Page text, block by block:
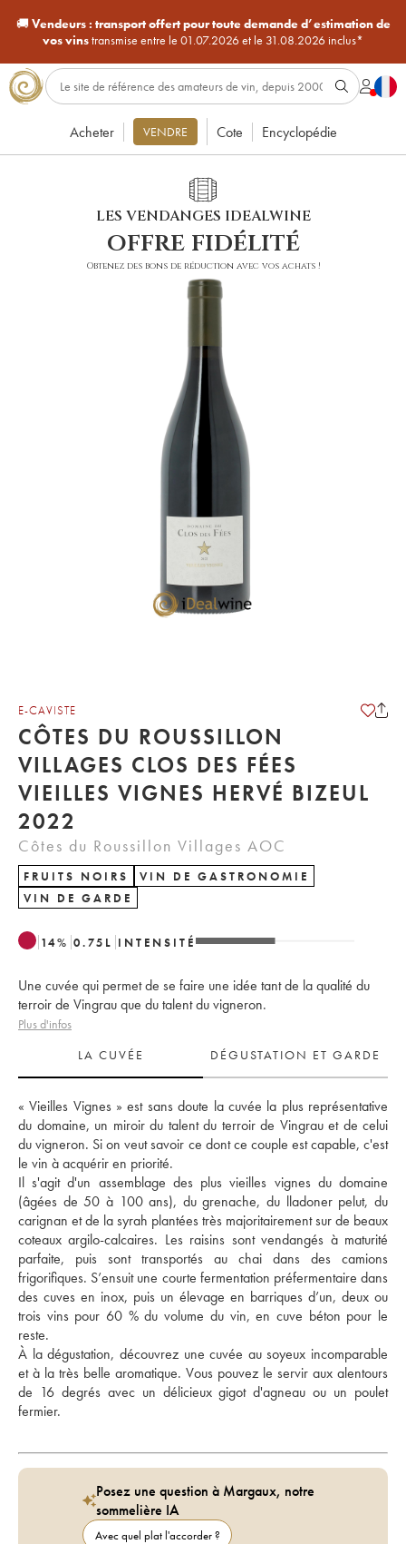
🚚Vendeurs : transport offert pour toute demande d’estimation de
vos vinstransmise entre le 01.07.2026 et le 31.08.2026 inclus*
Acheter VENDRE Cote Encyclopédie
LES VENDANGES IDEALWINE
offre fidélité
Obtenez des bons de réduction avec vos achats !
E-CAVISTE
CÔTES DU ROUSSILLON
VILLAGES CLOS DES FÉES
VIEILLES VIGNES HERVÉ BIZEUL
2022
Côtes du Roussillon Villages AOC
FRUITS NOIRS
VIN DE GASTRONOMIE
VIN DE GARDE
14% 0.75 L INTENSITÉ
Une cuvée qui permet de se faire une idée tant de la qualité du
terroir de Vingrau que du talent du vigneron.
Plus d'infos
LA CUVÉE
DÉGUSTATION ET GARDE
« Vieilles Vignes » est sans doute la cuvée la plus représentative
du domaine, un miroir du talent du terroir de Vingrau et de celui
du vigneron. Si on veut savoir ce dont ce couple est capable, c'est
le vin à acquérir en priorité.
Il s'agit d'un assemblage des plus vieilles vignes du domaine
(âgées de 50 à 100 ans), du grenache, du lladoner pelut, du
carignan et de la syrah plantées très majoritairement sur de beaux
coteaux argilo-calcaires. Les raisins sont vendangés à maturité
parfaite, puis sont transportés au chai dans des camions
frigorifiques. S’ensuit une courte fermentation préfermentaire dans
des cuves en inox, puis un élevage en barriques d’un, deux ou
trois vins pour 60 % du volume du vin, en cuve béton pour le
reste.
À la dégustation, découvrez une cuvée au soyeux incomparable
et à la très belle aromatique. Vous pouvez le servir aux alentours
de 16 degrés avec un délicieux gigot d'agneau ou un poulet
fermier.
Posez une question à Margaux, notre
sommelière IA
Avec quel plat l'accorder ?